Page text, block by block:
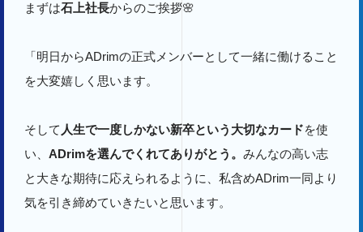
まずは石上社長からのご挨拶🌸
「明日からADrimの正式メンバーとして一緒に働けること
を大変嬉しく思います。
そして 人生で一度しかない新卒という大切なカードを使
い、 ADrimを選んでくれてありがとう。 みんなの高い志
と大きな期待に応えられるように、私含めADrim一同より
気を引き締めていきたいと思います。